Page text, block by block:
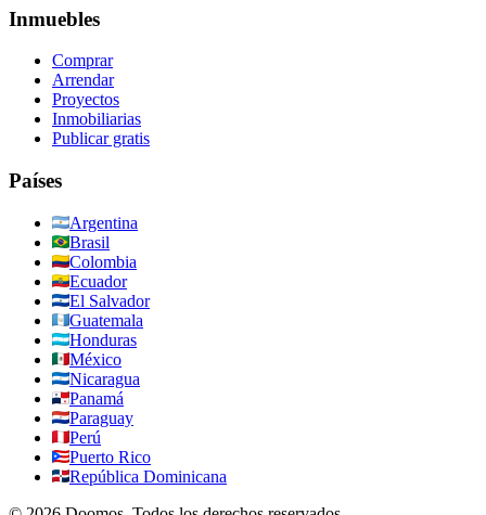
Inmuebles
Comprar
Arrendar
Proyectos
Inmobiliarias
Publicar gratis
Países
Argentina
Brasil
Colombia
Ecuador
El Salvador
Guatemala
Honduras
México
Nicaragua
Panamá
Paraguay
Perú
Puerto Rico
República Dominicana